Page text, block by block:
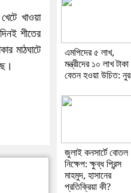
খাওয়া
শীতের
মাঠঘাটে
এমপিদের ৫ লাখ,
মন্ত্রীদের ১০ লাখ টাকা
বেতন হওয়া উচিত: নুর
জুলাই কনসার্টে বোতল
নিক্ষেপ: ক্ষুব্ধ প্রিন্স
মাহমুদ, হাসানের
প্রতিক্রিয়া কী?